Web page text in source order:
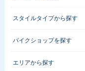
スタイルタイプから探す
バイクショップを探す
エリアから探す